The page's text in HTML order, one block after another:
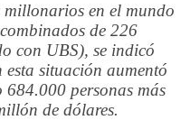
en el mundo
de 226
con UBS), se indicó
esta situación aumentó
personas más
de dólares.